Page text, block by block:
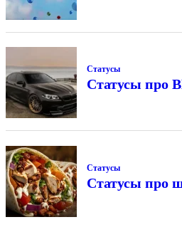
Статусы
Статусы про
Статусы
Статусы про